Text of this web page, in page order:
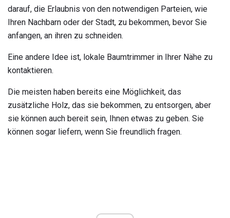
darauf, die Erlaubnis von den notwendigen Parteien, wie
Ihren Nachbarn oder der Stadt, zu bekommen, bevor Sie
anfangen, an ihren zu schneiden.
Eine andere Idee ist, lokale Baumtrimmer in Ihrer Nähe zu
kontaktieren.
Die meisten haben bereits eine Möglichkeit, das
zusätzliche Holz, das sie bekommen, zu entsorgen, aber
sie können auch bereit sein, Ihnen etwas zu geben. Sie
können sogar liefern, wenn Sie freundlich fragen.